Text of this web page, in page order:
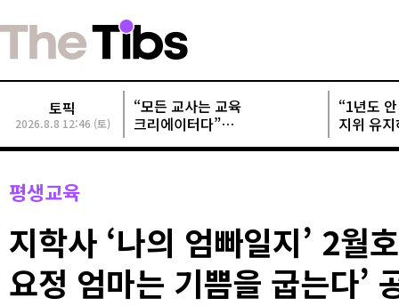
토픽
2026.8.8 12:46 (토)
“모든 교사는 교육
크리에이터다”
“1년도
지위 유
평생교육
지학사 ‘나의 엄빠일지’ 2월
요정 엄마는 기쁨을 굽는다’